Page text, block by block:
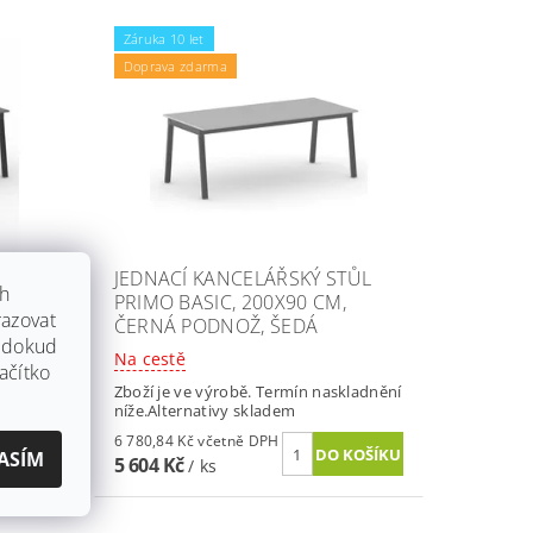
Záruka 10 let
Doprava zdarma
JEDNACÍ KANCELÁŘSKÝ STŮL
PRIMO BASIC, 200X90 CM,
ČERNÁ PODNOŽ, ŠEDÁ
Na cestě
Zboží je ve výrobě. Termín naskladnění
níže.Alternativy skladem
6 780,84 Kč včetně DPH
5 604 Kč/ ks